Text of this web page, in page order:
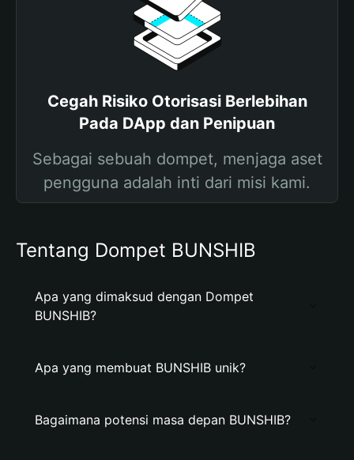
Cegah Risiko Otorisasi Berlebihan
Pada DApp dan Penipuan
Sebagai sebuah dompet, menjaga aset
pengguna adalah inti dari misi kami.
Tentang Dompet BUNSHIB
Apa yang dimaksud dengan Dompet
BUNSHIB?
Apa yang membuat BUNSHIB unik?
Bagaimana potensi masa depan BUNSHIB?